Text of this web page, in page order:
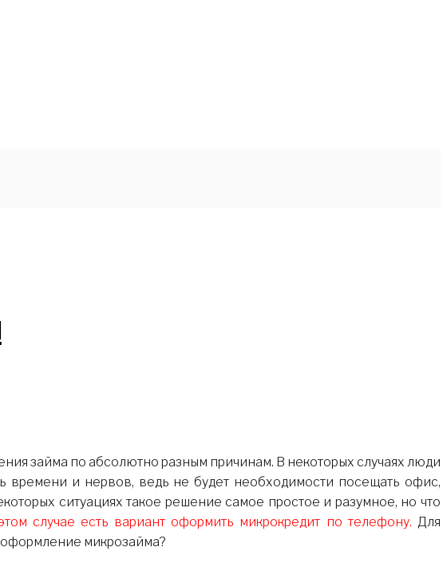
времени и нервов, ведь не будет необходимости посещать офис,
ситуациях такое решение самое простое и разумное, но что
случае есть вариант оформить микрокредит по телефону. Для
оформление микрозайма?